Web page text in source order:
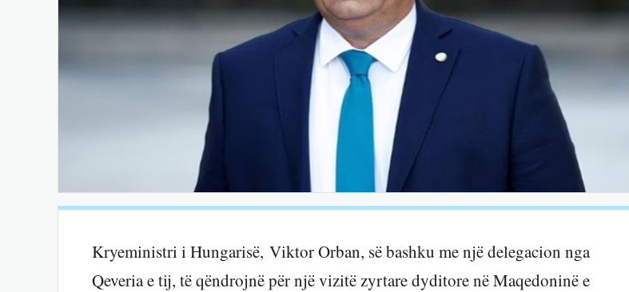
Kryeministri i Hungarisë, Viktor Orban, së bashku me një delegacion nga
Qeveria e tij, të qëndrojnë për një vizitë zyrtare dyditore në Maqedoninë e